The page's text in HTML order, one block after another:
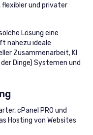
flexibler und privater
Lösung eine
nahezu ideale
Zusammenarbeit, KI
Dinge) Systemen und
cPanel PRO und
Hosting von Websites